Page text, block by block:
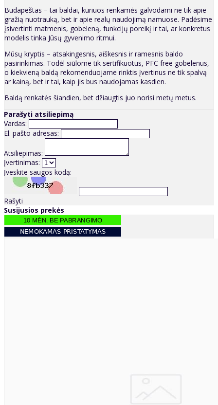
Budapeštas – tai baldai, kuriuos renkamės galvodami ne tik apie
gražią nuotrauką, bet ir apie realų naudojimą namuose. Padėsime
įsivertinti matmenis, gobeleną, funkcijų poreikį ir tai, ar konkretus
modelis tinka Jūsų gyvenimo ritmui.
Mūsų kryptis – atsakingesnis, aiškesnis ir ramesnis baldo
pasirinkimas. Todėl siūlome tik sertifikuotus, PFC free gobelenus,
o kiekvieną baldą rekomenduojame rinktis įvertinus ne tik spalvą
ar kainą, bet ir tai, kaip jis bus naudojamas kasdien.
Baldą renkatės šiandien, bet džiaugtis juo norisi metų metus.
Parašyti atsiliepimą
Vardas:
El. pašto adresas:
Atsiliepimas:
Įvertinimas:
Įveskite saugos kodą:
Rašyti
Susijusios prekės